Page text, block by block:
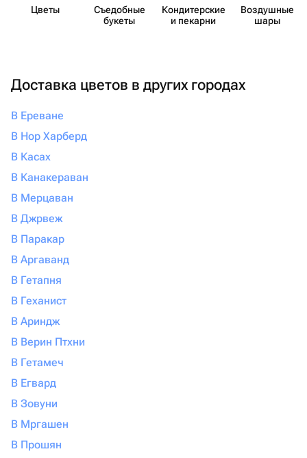
Цветы
Съедобные
букеты
Кондит​ерские
и пекарни
Воздушные
шары
Доставка цветов в других городах
В Ереване
В Нор Харберд
В Касах
В Канакераван
В Мерцаван
В Джрвеж
В Паракар
В Аргаванд
В Гетапня
В Геханист
В Ариндж
В Верин Птхни
В Гетамеч
В Егвард
В Зовуни
В Мргашен
В Прошян